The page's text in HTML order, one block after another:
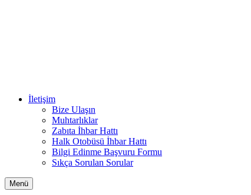
İletişim
Bize Ulaşın
Muhtarlıklar
Zabıta İhbar Hattı
Halk Otobüsü İhbar Hattı
Bilgi Edinme Başvuru Formu
Sıkça Sorulan Sorular
Menü